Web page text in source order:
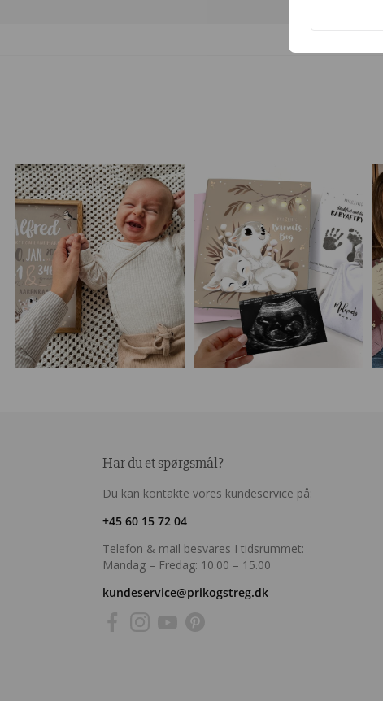
Har du et spørgsmål?
Du kan kontakte vores kundeservice på:
+45 60 15 72 04
Telefon & mail besvares I tidsrummet:
Mandag – Fredag: 10.00 – 15.00
kundeservice@prikogstreg.dk